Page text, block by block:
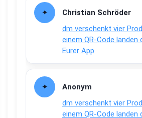
Christian Schröder
dm verschenkt vier
einem QR-Code landen
Eurer App
Anonym
dm verschenkt vier
einem QR-Code landen